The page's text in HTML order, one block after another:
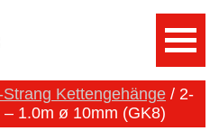
Strang Kettengehänge / 2-
1.0m ø 10mm (GK8)